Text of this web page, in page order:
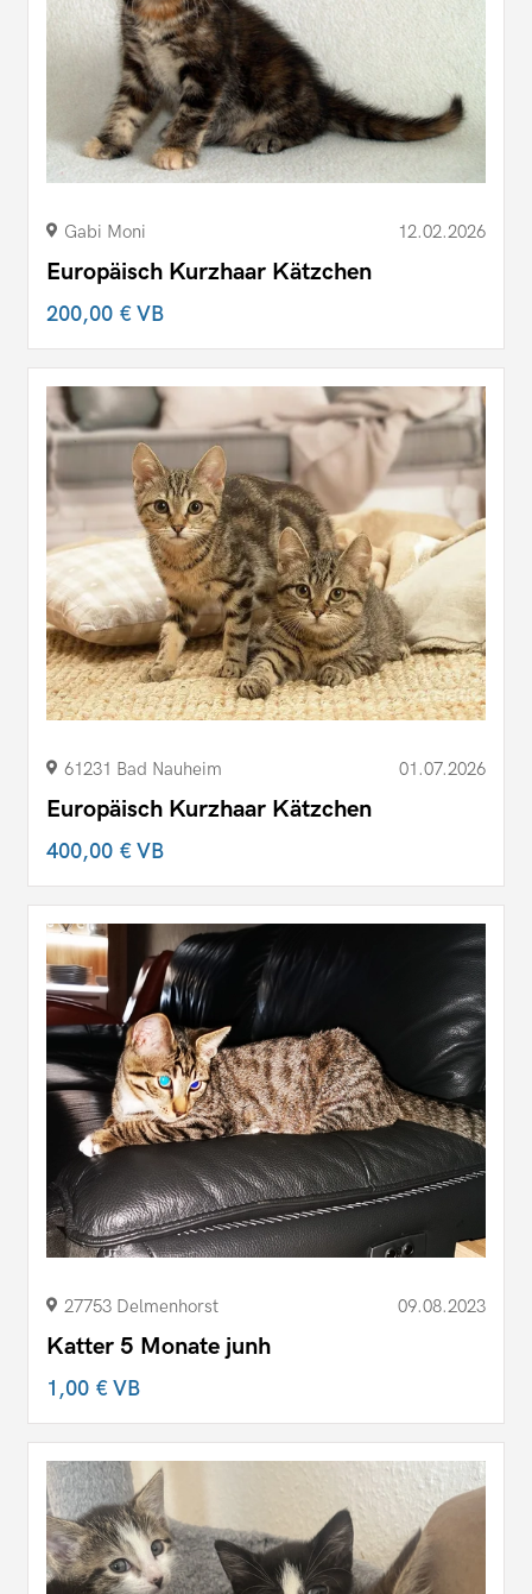
Gabi Moni 12.02.2026
Europäisch Kurzhaar Kätzchen
200,00 €VB
61231 Bad Nauheim 01.07.2026
Europäisch Kurzhaar Kätzchen
400,00 €VB
27753 Delmenhorst 09.08.2023
Katter 5 Monate junh
1,00 €VB